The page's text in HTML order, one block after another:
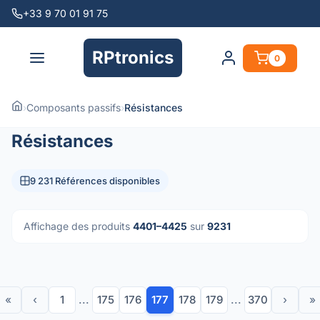
+33 9 70 01 91 75
RPtronics 0
›Composants passifs›Résistances
Résistances
9 231 Références disponibles
Affichage des produits 4401–4425 sur 9231
« ‹ 1 ... 175 176 177 178 179 ... 370 › »